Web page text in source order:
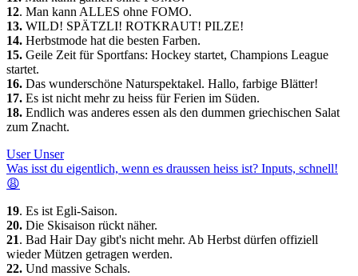
12. Man kann ALLES ohne FOMO.
13. WILD! SPÄTZLI! ROTKRAUT! PILZE!
14. Herbstmode hat die besten Farben.
15. Geile Zeit für Sportfans: Hockey startet, Champions League
startet.
16. Das wunderschöne Naturspektakel. Hallo, farbige Blätter!
17. Es ist nicht mehr zu heiss für Ferien im Süden.
18. Endlich was anderes essen als den dummen griechischen Salat
zum Znacht.
User Unser
Was isst du eigentlich, wenn es draussen heiss ist? Inputs, schnell!
😩
19. Es ist Egli-Saison.
20. Die Skisaison rückt näher.
21. Bad Hair Day gibt's nicht mehr. Ab Herbst dürfen offiziell
wieder Mützen getragen werden.
22. Und massive Schals.